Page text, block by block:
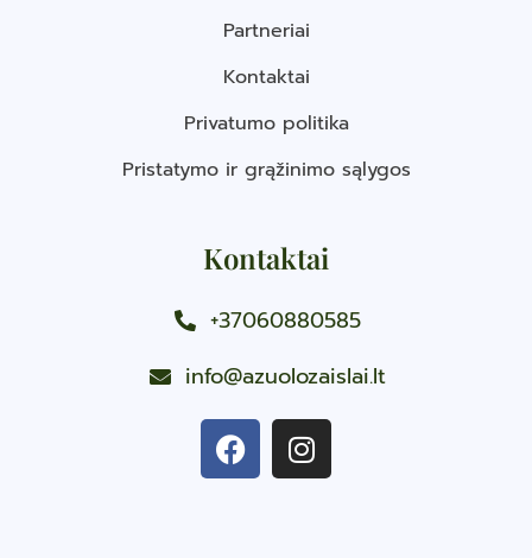
Partneriai
Kontaktai
Privatumo politika
Pristatymo ir grąžinimo sąlygos
Kontaktai
+37060880585
info@azuolozaislai.lt